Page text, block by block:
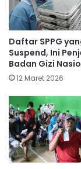
Daftar SPPG
Suspend, Ini
Badan Gizi
12 Maret 2026